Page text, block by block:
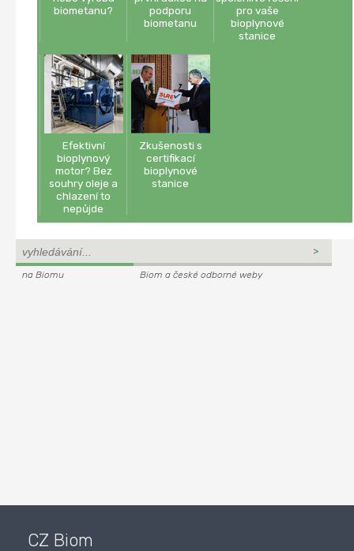
biometanu?
podporu
biometanu
pro vaše
bioplynové
stanice
Efektivní
bioplynový
motor? Bez
souhry oleje a
chlazení to
nepůjde
Zkušenosti s
certifikací
bioplynové
stanice
na Biomu Biom a české odborné weby
CZ Biom